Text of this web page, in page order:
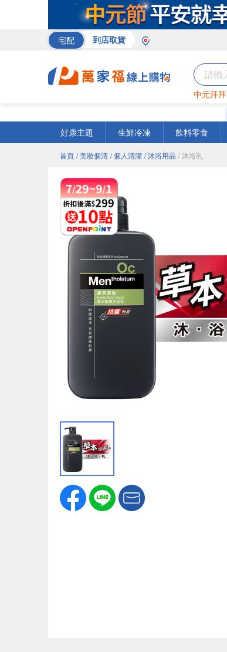
宅配 到店取貨
中元拜拜
好康主題
生鮮冷凍 飲料零食
首頁 / 美妝個清 / 個人清潔 / 沐浴用品 / 沐浴乳